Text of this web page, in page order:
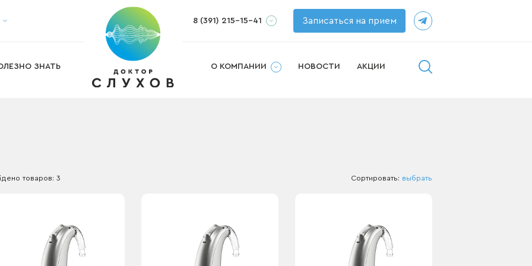
Настройка слухового аппарата
Ремонт и обслуживание слуховых аппаратов
Изготовление ушных вкладышей
Изготовление индивидуальных берушей
Подбор слухового аппарата на дому
ЗНАТЬ
8 (391) 215-15-41 Записаться на прием
О КОМПАНИИ НОВОСТИ АКЦИИ
товаров: 3 Сортировать: выбрать